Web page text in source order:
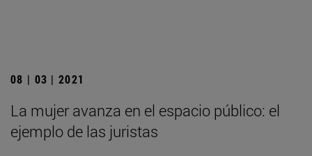
08 | 03 | 2021
La mujer avanza en el espacio público: el
ejemplo de las juristas